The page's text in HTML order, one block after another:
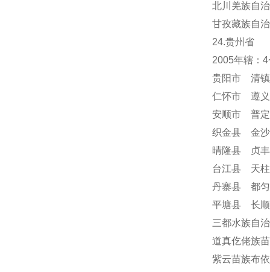
北川羌族自
甘孜藏族自
24.贵州省
2005年辖：
贵阳市 清
仁怀市 遵
安顺市 普
织金县 金
晴隆县 贞
台江县 天
丹寨县 都
平塘县 长
三都水族自
道真仡佬族
紫云苗族布